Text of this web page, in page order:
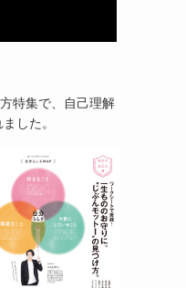
特集で、自己理解
した。